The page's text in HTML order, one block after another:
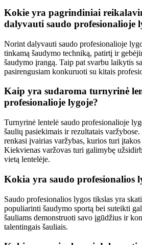
Kokie yra pagrindiniai
dalyvauti saudo profesionalioje
Norint dalyvauti saudo profesionalioje
tinkamą šaudymo techniką, patirtį ir
šaudymo įrangą. Taip pat svarbu laikytis
pasirengusiam konkuruoti su kitais
Kaip yra sudaroma turnyrinė
profesionalioje lygoje?
Turnyrinė lentelė saudo profesionalioje
šaulių pasiekimais ir rezultatais
renkasi įvairias varžybas, kurios turi
Kiekvienas varžovas turi galimybę
vietą lentelėje.
Kokia yra saudo profesionalios
Saudo profesionalios lygos tikslas yra
populiarinti šaudymo sportą bei suteikti
šauliams demonstruoti savo įgūdžius ir
talentingais šauliais.